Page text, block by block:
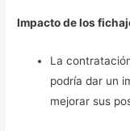
Impacto de los
La
podría dar un
mejorar sus